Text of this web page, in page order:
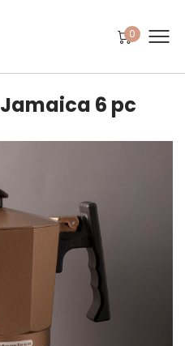
0
6 pc